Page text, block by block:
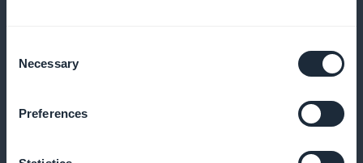
Selection
Necessary
Preferences
vasto e aumentare la visibilità dei vostri eventi